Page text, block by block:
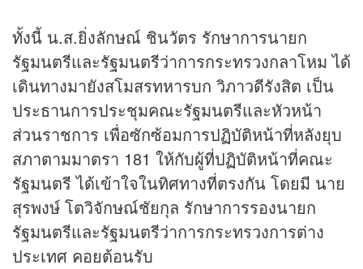
ทั้งนี้ น.ส.ยิ่งลักษณ์ ชินวัตร รักษาการนายก
รัฐมนตรีและรัฐมนตรีว่าการกระทรวงกลาโหม ได้
เดินทางมายังสโมสรทหารบก วิภาวดีรังสิต เป็น
ประธานการประชุมคณะรัฐมนตรีและหัวหน้า
ส่วนราชการ เพื่อซักซ้อมการปฏิบัติหน้าที่หลังยุบ
สภาตามมาตรา 181 ให้กับผู้ที่ปฏิบัติหน้าที่คณะ
รัฐมนตรี ได้เข้าใจในทิศทางที่ตรงกัน โดยมี นาย
สุรพงษ์ โตวิจักษณ์ชัยกุล รักษาการรองนายก
รัฐมนตรีและรัฐมนตรีว่าการกระทรวงการต่าง
ประเทศ คอยต้อนรับ